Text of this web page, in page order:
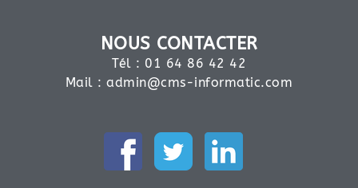
NOUS CONTACTER
Tél : 01 64 86 42 42
Mail :admin@cms-informatic.com